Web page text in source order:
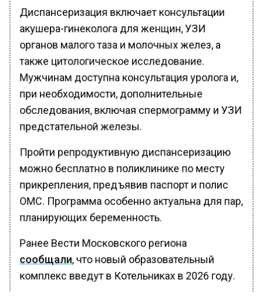
Диспансеризация включает консультации
акушера-гинеколога для женщин, УЗИ
органов малого таза и молочных желез, а
также цитологическое исследование.
Мужчинам доступна консультация уролога и,
при необходимости, дополнительные
обследования, включая спермограмму и УЗИ
предстательной железы.
Пройти репродуктивную диспансеризацию
можно бесплатно в поликлинике по месту
прикрепления, предъявив паспорт и полис
ОМС. Программа особенно актуальна для пар,
планирующих беременность.
Ранее Вести Московского региона
сообщали, что новый образовательный
комплекс введут в Котельниках в 2026 году.